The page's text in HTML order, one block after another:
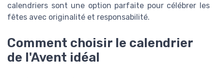
calendriers sont une option parfaite pour célébrer les
fêtes avec originalité et responsabilité.
Comment choisir le calendrier
de l'Avent idéal